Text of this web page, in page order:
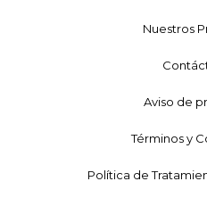
Nuestros
Aviso de
Términos y
Política de